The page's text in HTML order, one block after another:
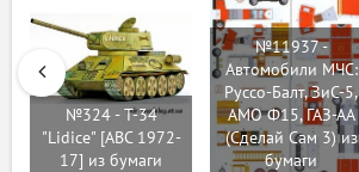
№324 - T-34
"Lidice" [ABC 1972-
17] из бумаги
№11937 -
Автомобили МЧС:
Руссо-Балт, ЗиС-5,
АМО Ф15, ГАЗ-АА
(Сделай Сам 3) из
бумаги